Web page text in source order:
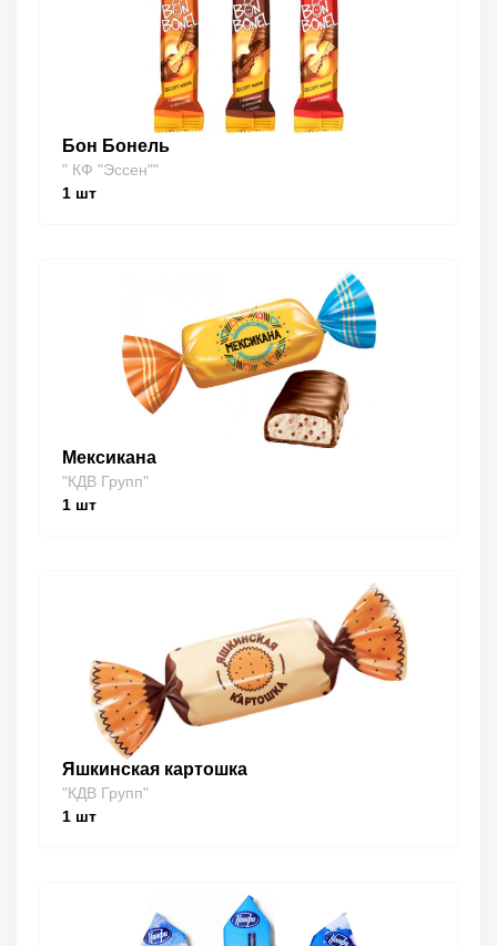
Бон Бонель
" КФ "Эссен""
1 шт
Мексикана
"КДВ Групп"
1 шт
Яшкинская картошка
"КДВ Групп"
1 шт